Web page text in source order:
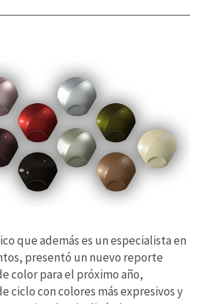
que además es un especialista en
presentó un nuevo reporte
color para el próximo año,
ciclo con colores más expresivos y